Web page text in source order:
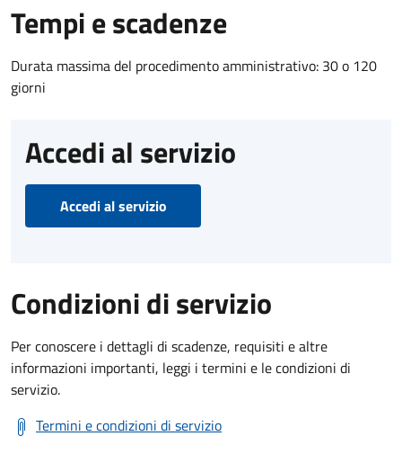
Tempi e scadenze
Durata massima del procedimento amministrativo: 30 o 120
giorni
Accedi al servizio
Accedi al servizio
Condizioni di servizio
Per conoscere i dettagli di scadenze, requisiti e altre
informazioni importanti, leggi i termini e le condizioni di
servizio.
Termini e condizioni di servizio